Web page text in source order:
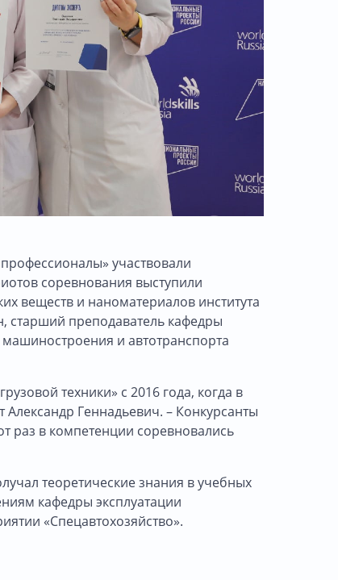
участвовали
соревнования выступили
веществ и наноматериалов института
старший преподаватель кафедры
и автотранспорта
техники» с 2016 года, когда в
Геннадьевич. – Конкурсанты
раз в компетенции соревновались
теоретические знания в учебных
кафедры эксплуатации
«Спецавтохозяйство».